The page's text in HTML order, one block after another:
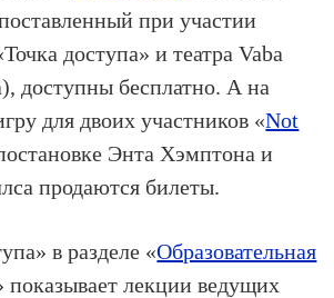
при участии
доступа» и театра Vaba
доступны бесплатно. А на
для двоих участников «Not
Энта Хэмптона и
продаются билеты.
в разделе «Образовательная
показывает лекции ведущих